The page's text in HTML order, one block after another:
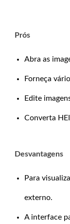
Prós
Abra as
Forneça
Edite
Converta
Desvantagens
Para
externo.
A interface